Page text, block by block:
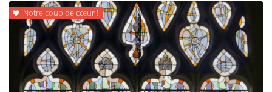
 Notre coup de cœur !